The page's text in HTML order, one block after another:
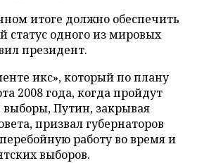
итоге должно обеспечить
статус одного из мировых
президент.
икс», который по плану
2008 года, когда пройдут
Путин, закрывая
призвал губернаторов
работу во время и
выборов.